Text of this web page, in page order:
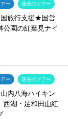
ー 過去のツアー
旅行支援★国営
公園の紅葉見ナイ
ー 過去のツアー
内八海ハイキン
湖・足和田山紅